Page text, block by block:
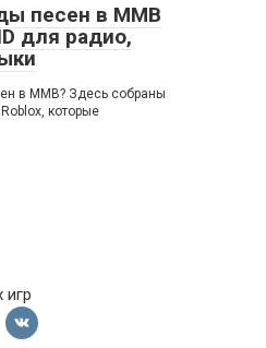
песен в ММВ
для радио,
в ММВ? Здесь собраны
которые